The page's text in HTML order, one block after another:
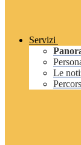
Servizi
Le